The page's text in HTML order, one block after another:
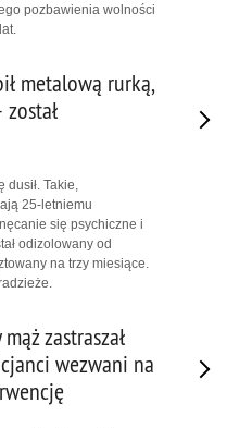
pozbawienia wolności
metalową rurką,
dusił. Takie,
25-letniemu
się psychiczne i
odizolowany od
na trzy miesiące.
zastraszał
wezwani na